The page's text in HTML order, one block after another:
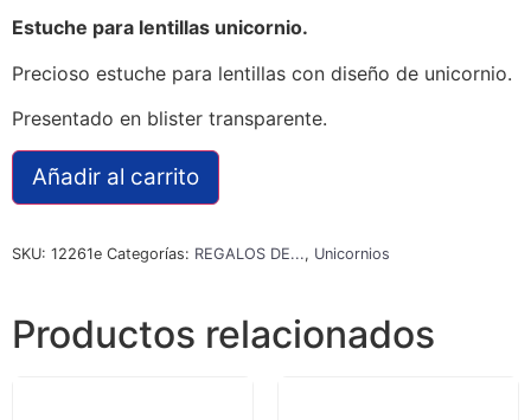
Estuche para lentillas unicornio.
Precioso estuche para lentillas con diseño de unicornio.
Presentado en blister transparente.
Añadir al carrito
SKU: 12261e Categorías: REGALOS DE..., Unicornios
Productos relacionados